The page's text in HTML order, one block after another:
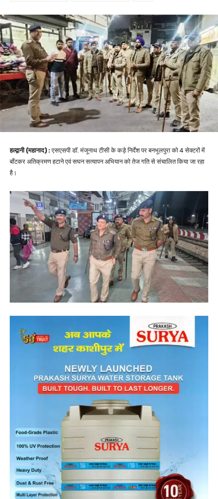
हल्द्वानी (महानाद) :एसएसपी डॉ. मंजूनाथ टीसी के कड़े निर्देश पर बनभूलपुरा को 4 सेक्टरों में
बाँटकर अतिक्रमण हटाने एवं सघन सत्यापन अभियान को तेज गति से संचालित किया जा रहा
है।